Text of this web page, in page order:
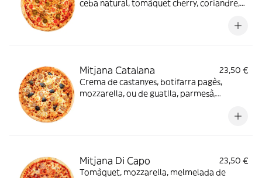
ceba natural, tomàquet cherry, coriandre,
Mitjana Catalana
23,50 €
Crema de castanyes, botifarra pagès,
mozzarella, ou de guatlla, parmesà,
Mitjana Di Capo
23,50 €
Tomàquet, mozzarella, melmelada de